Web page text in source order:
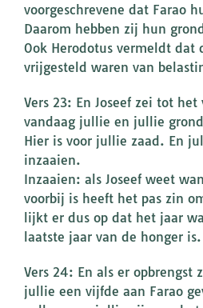
voorgeschrevene dat Farao
Daarom hebben zij hun
Ook Herodotus vermeldt dat
vrijgesteld waren van
Vers 23: En Joseef zei tot
vandaag jullie en jullie
Hier is voor jullie zaad. En
inzaaien.
Inzaaien: als Joseef weet
voorbij is heeft het pas zin
lijkt er dus op dat het jaar
laatste jaar van de honger is.
Vers 24: En als er opbrengst
jullie een vijfde aan Farao